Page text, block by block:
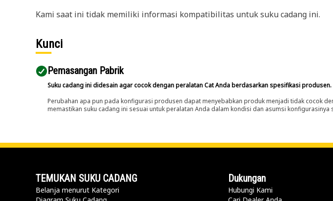
Kami saat ini tidak memiliki informasi kompatibilitas untuk suku cadang ini.
Kunci
Pemasangan Pabrik
Suku cadang ini didesain agar cocok dengan peralatan Cat Anda berdasarkan spesifikasi produsen.
Perubahan apa pun pada konfigurasi produsen dapat menyebabkan produk menjadi tidak cocok
memastikan suku cadang ini sesuai untuk peralatan Anda dalam kondisi dan asumsi
TEMUKAN SUKU CADANG
Belanja menurut Kategori
Dukungan
Hubungi Kami